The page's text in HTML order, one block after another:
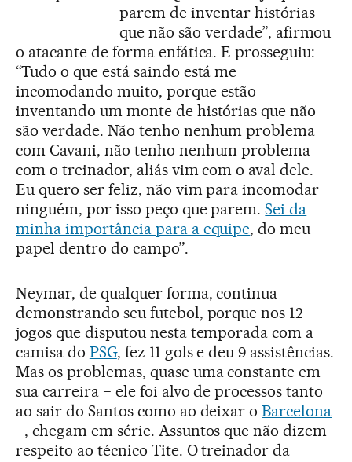
parem de inventar histórias
que não são verdade”, afirmou
o atacante de forma enfática. E prosseguiu:
“Tudo o que está saindo está me
incomodando muito, porque estão
inventando um monte de histórias que não
são verdade. Não tenho nenhum problema
com Cavani, não tenho nenhum problema
com o treinador, aliás vim com o aval dele.
Eu quero ser feliz, não vim para incomodar
ninguém, por isso peço que parem.Sei da
minha importância para a equipe, do meu
papel dentro do campo”.
Neymar, de qualquer forma, continua
demonstrando seu futebol, porque nos 12
jogos que disputou nesta temporada com a
camisa do PSG, fez 11 gols e deu 9 assistências.
Mas os problemas, quase uma constante em
sua carreira − ele foi alvo de processos tanto
ao sair do Santos como ao deixar oBarcelona
−, chegam em série. Assuntos que não dizem
respeito ao técnico Tite. O treinador da